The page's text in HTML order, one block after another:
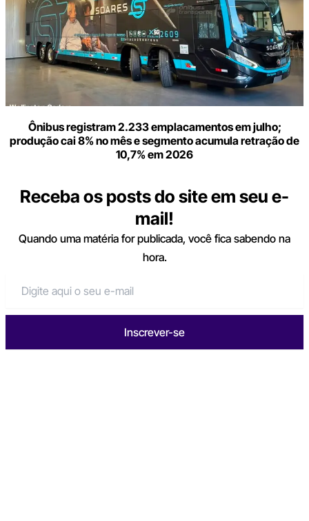
Ônibus registram 2.233 emplacamentos em julho;
produção cai 8% no mês e segmento acumula retração de
10,7% em 2026
Receba os posts do site em seu e-
mail!
Quando uma matéria for publicada, você fica sabendo na
hora.
Inscrever-se